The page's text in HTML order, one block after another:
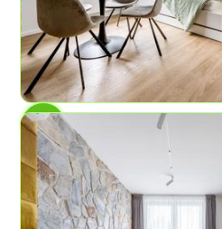
AP č. 6
4